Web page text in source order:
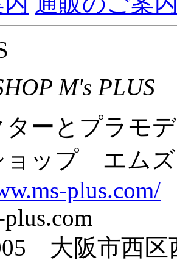
M's PLUS
ターとプラモ
ョップ エム
plus.com/
大阪市西